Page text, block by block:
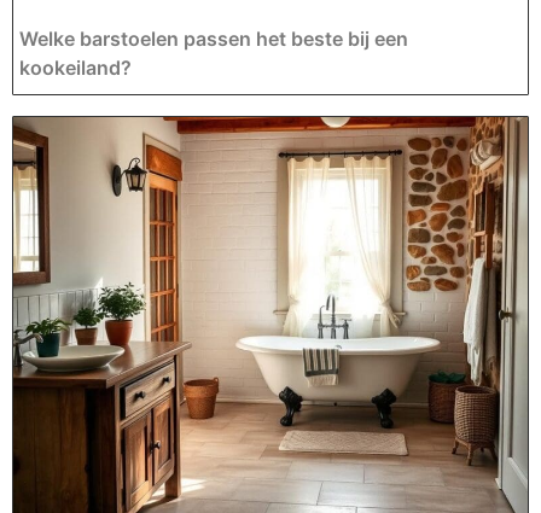
Welke barstoelen passen het beste bij een
kookeiland?